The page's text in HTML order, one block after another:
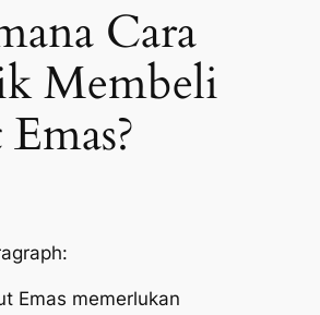
Cara
Membeli
Emas memerlukan